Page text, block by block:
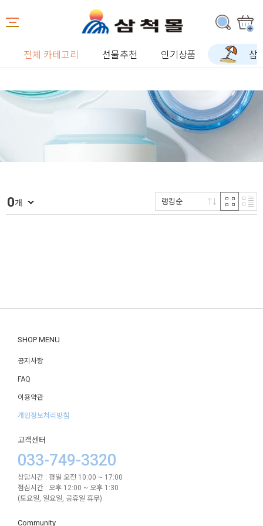
전체 카테고리 선물추천 인기상품 삼
0개 랭킹순
SHOP MENU
공지사항
FAQ
이용약관
개인정보처리방침
고객센터
033-749-3320
상담시간 : 평일 오전 10:00 ~ 17:00
점심시간 : 오후 12:00 ~ 오후 1:30
(토요일, 일요일, 공휴일 휴무)
Community